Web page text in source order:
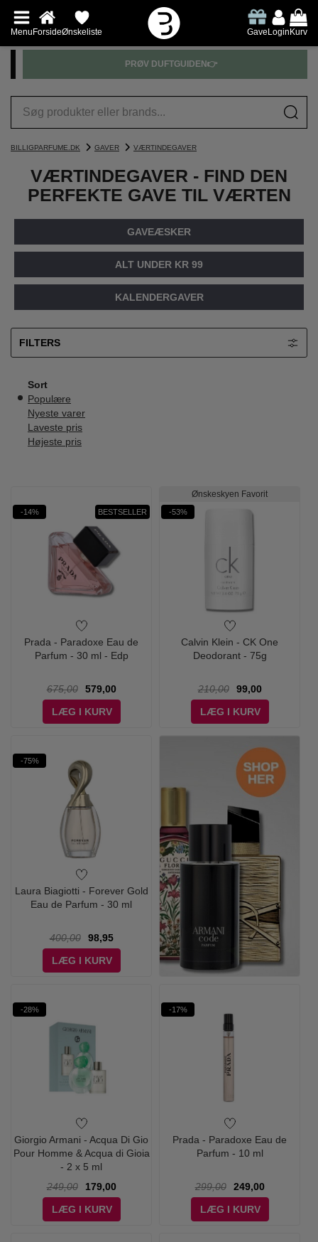
MenuForsideØnskeliste GaveLoginKurv
PRØV DUFTGUIDEN👉
BILLIGPARFUME.DK GAVER VÆRTINDEGAVER
VÆRTINDEGAVER - FIND DEN
PERFEKTE GAVE TIL VÆRTEN
GAVEÆSKER
ALT UNDER KR 99
KALENDERGAVER
FILTERS
Sort
Populære
Nyeste varer
Laveste pris
Højeste pris
-14% BESTSELLER
Prada - Paradoxe Eau de
Parfum - 30 ml - Edp
675,00
579,00
LÆG I KURV
Ønskeskyen Favorit
-53%
Calvin Klein - CK One
Deodorant - 75g
210,00
99,00
LÆG I KURV
-75%
Laura Biagiotti - Forever Gold
Eau de Parfum - 30 ml
400,00
98,95
LÆG I KURV
-28%
Giorgio Armani - Acqua Di Gio
Pour Homme & Acqua di Gioia
- 2 x 5 ml
249,00
179,00
LÆG I KURV
-17%
Prada - Paradoxe Eau de
Parfum - 10 ml
299,00
249,00
LÆG I KURV